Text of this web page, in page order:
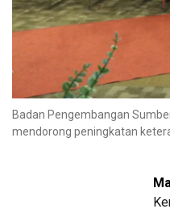
Badan Pengembangan
mendorong peningkatan